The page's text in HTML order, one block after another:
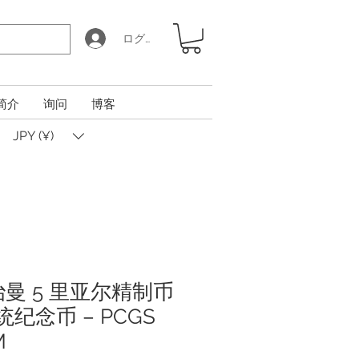
ログイン
介 询问 博客
JPY (¥)
5 里亚尔精制币
纪念币 – PCGS